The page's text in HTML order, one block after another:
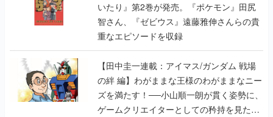
いたり』第2巻が発売。『ポケモン』田尻
智さん、『ゼビウス』遠藤雅伸さんらの貴
重なエピソードを収録
【田中圭一連載：アイマス/ガンダム 戦場
の絆 編】わがままな王様のわがままなニー
ズを満たす！──小山順一朗が貫く姿勢に、
ゲームクリエイターとしての矜持を見た